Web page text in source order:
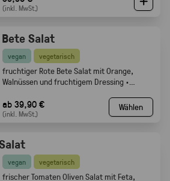
(inkl. MwSt.)
Salat
vegan vegetarisch
fruchtiger Rote Bete Salat mit Orange,
Walnüssen und fruchtigem Dressing ·
ab 39,90 €
(inkl. MwSt.)
Wählen
vegan vegetarisch
frischer Tomaten Oliven Salat mit Feta,